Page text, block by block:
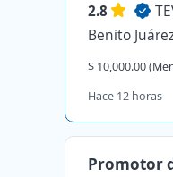
2.8
Benito
$ 10,000.00
Hace 12 horas
Promotor